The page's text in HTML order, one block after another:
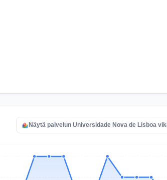
Näytä palvelun Universidade Nova de Lisboa